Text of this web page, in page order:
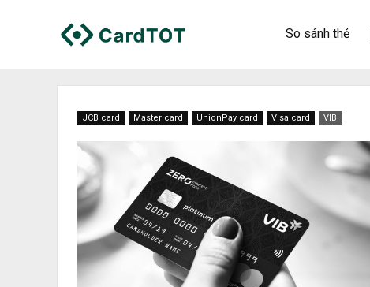
So sánh thẻ
JCB card Master card UnionPay card Visa card VIB